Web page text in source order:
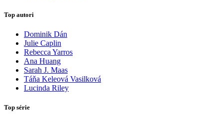
Top autori
Dominik Dán
Julie Caplin
Rebecca Yarros
Ana Huang
Sarah J. Maas
Táňa Keleová Vasilková
Lucinda Riley
Top série